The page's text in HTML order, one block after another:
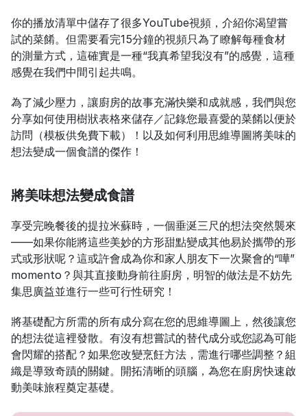
你的播放清單中儲存了很多YouTube視頻，介紹你渴望嘗
試的菜餚。但需要看完15分鐘的視頻只為了瞭解每種食材
的測量方式，這確實是一種“我真希望我沒有”的感覺，這種
感覺在我們中間引起共鳴。
為了減少壓力，讓廚房的故事充滿快樂和成就感，我們與您
分享如何使用樹狀表格來儲存／記錄您最喜愛的菜餚以便於
訪問（模板供免費下載）！以及如何利用思維導圖將美味的
想法變成一個食譜的傑作！
將美味想法變成食譜
享受完晚餐後的提拉米蘇時，一個垂涎三尺的想法突然襲來
——如果你能將這些美妙的方形甜點變成其他易於攜帶的形
式或形狀呢？這或許會成為你和家人朋友下一次聚會的“嘩”
momento？與其直接動身前往廚房，明智的做法是不妨先
集思廣益並進行一些可行性研究！
將基礎配方所需的所有成分寫在您的思維導圖上，然後讓您
的想法從這裡發散。有沒有想嘗試的替代成分或您認為可能
會閃耀的搭配？如果您改變烹飪方法，需進行哪些調整？組
織是導致奇蹟的關鍵。開拓清晰的頭腦，為您在廚房快速啟
動美味旅程奠定基礎。